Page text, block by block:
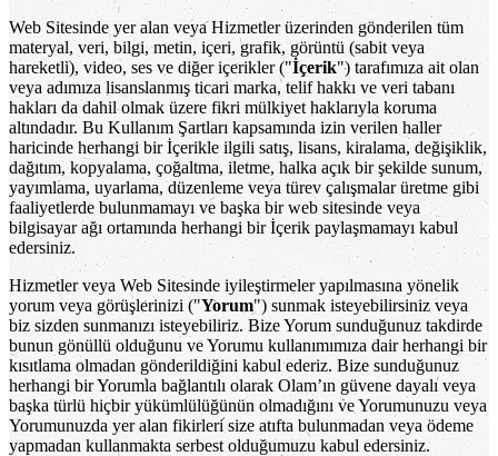
Web Sitesinde yer alan veya Hizmetler üzerinden gönderilen tüm
materyal, veri, bilgi, metin, içeri, grafik, görüntü (sabit veya
hareketli), video, ses ve diğer içerikler ("İçerik") tarafımıza ait olan
veya adımıza lisanslanmış ticari marka, telif hakkı ve veri tabanı
hakları da dahil olmak üzere fikri mülkiyet haklarıyla koruma
altındadır. Bu Kullanım Şartları kapsamında izin verilen haller
haricinde herhangi bir İçerikle ilgili satış, lisans, kiralama, değişiklik,
dağıtım, kopyalama, çoğaltma, iletme, halka açık bir şekilde sunum,
yayımlama, uyarlama, düzenleme veya türev çalışmalar üretme gibi
faaliyetlerde bulunmamayı ve başka bir web sitesinde veya
bilgisayar ağı ortamında herhangi bir İçerik paylaşmamayı kabul
edersiniz.
Hizmetler veya Web Sitesinde iyileştirmeler yapılmasına yönelik
yorum veya görüşlerinizi ("Yorum") sunmak isteyebilirsiniz veya
biz sizden sunmanızı isteyebiliriz. Bize Yorum sunduğunuz takdirde
bunun gönüllü olduğunu ve Yorumu kullanımımıza dair herhangi bir
kısıtlama olmadan gönderildiğini kabul ederiz. Bize sunduğunuz
herhangi bir Yorumla bağlantılı olarak Olam’ın güvene dayalı veya
başka türlü hiçbir yükümlülüğünün olmadığını ve Yorumunuzu veya
Yorumunuzda yer alan fikirleri size atıfta bulunmadan veya ödeme
yapmadan kullanmakta serbest olduğumuzu kabul edersiniz.